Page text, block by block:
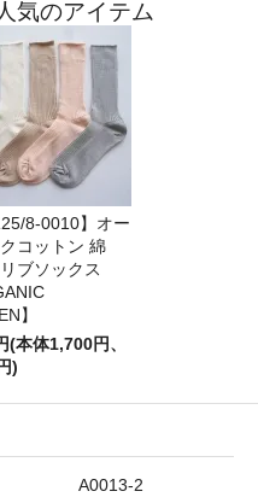
気のアイテム
8-0010】オー
コットン 綿
ブソックス
】
(本体1,700円、
)
A0013-2